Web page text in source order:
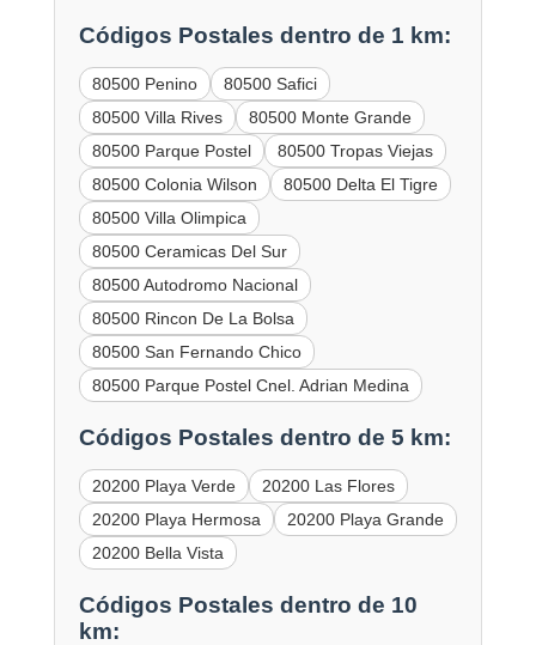
Códigos Postales dentro de 1 km:
80500 Penino
80500 Safici
80500 Villa Rives
80500 Monte Grande
80500 Parque Postel
80500 Tropas Viejas
80500 Colonia Wilson
80500 Delta El Tigre
80500 Villa Olimpica
80500 Ceramicas Del Sur
80500 Autodromo Nacional
80500 Rincon De La Bolsa
80500 San Fernando Chico
80500 Parque Postel Cnel. Adrian Medina
Códigos Postales dentro de 5 km:
20200 Playa Verde
20200 Las Flores
20200 Playa Hermosa
20200 Playa Grande
20200 Bella Vista
Códigos Postales dentro de 10
km: